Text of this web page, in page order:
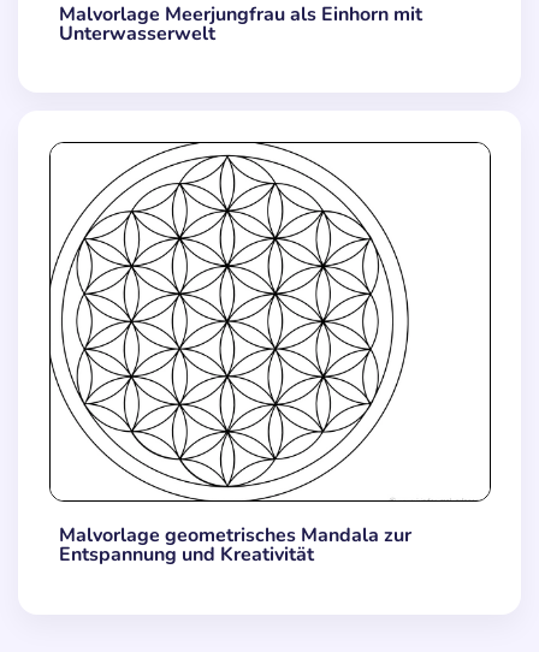
Malvorlage Meerjungfrau als Einhorn mit
Unterwasserwelt
Malvorlage geometrisches Mandala zur
Entspannung und Kreativität